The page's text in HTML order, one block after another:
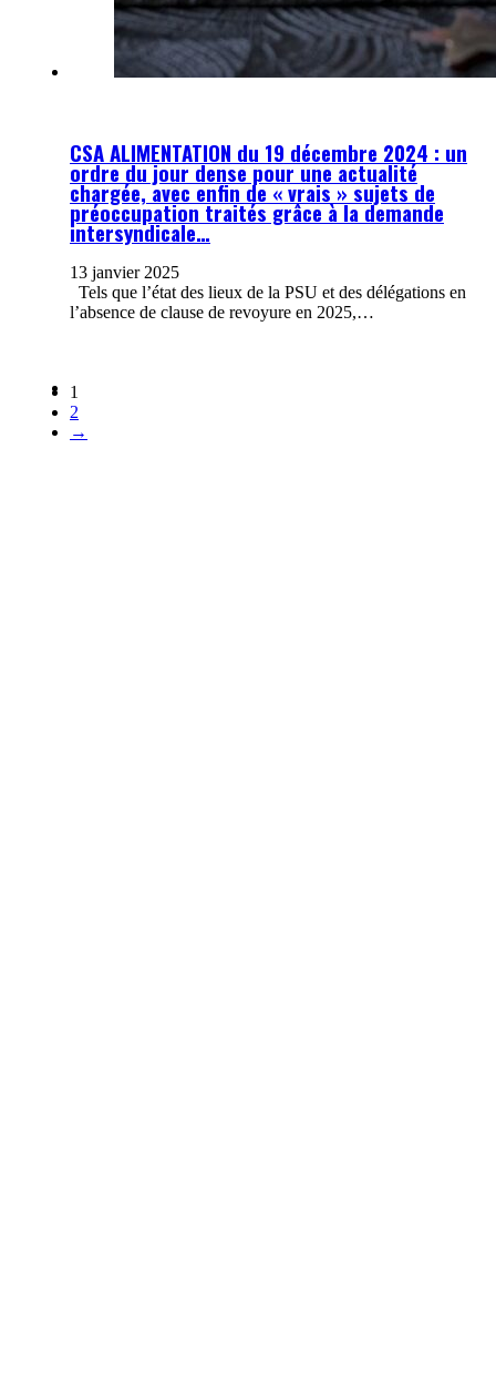
CSA ALIMENTATION du 19 décembre 2024 : un
ordre du jour dense pour une actualité
chargée, avec enfin de « vrais » sujets de
préoccupation traités grâce à la demande
intersyndicale…
13 janvier 2025
Tels que l’état des lieux de la PSU et des délégations en
l’absence de clause de revoyure en 2025,…
1
2
→